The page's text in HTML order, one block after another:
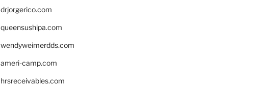
drjorgerico.com
queensushipa.com
wendyweimerdds.com
ameri-camp.com
hrsreceivables.com